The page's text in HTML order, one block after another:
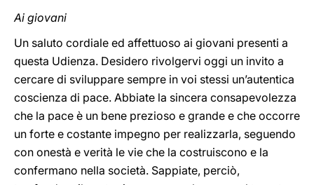
Ai giovani
Un saluto cordiale ed affettuoso ai giovani presenti a
questa Udienza. Desidero rivolgervi oggi un invito a
cercare di sviluppare sempre in voi stessi un’autentica
coscienza di pace. Abbiate la sincera consapevolezza
che la pace è un bene prezioso e grande e che occorre
un forte e costante impegno per realizzarla, seguendo
con onestà e verità le vie che la costruiscono e la
confermano nella società. Sappiate, perciò,